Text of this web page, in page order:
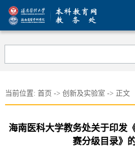
当前位置: 首页 -> 创新及实验室 -> 正文
海南医科大学教务处关于印发
赛分级目录》